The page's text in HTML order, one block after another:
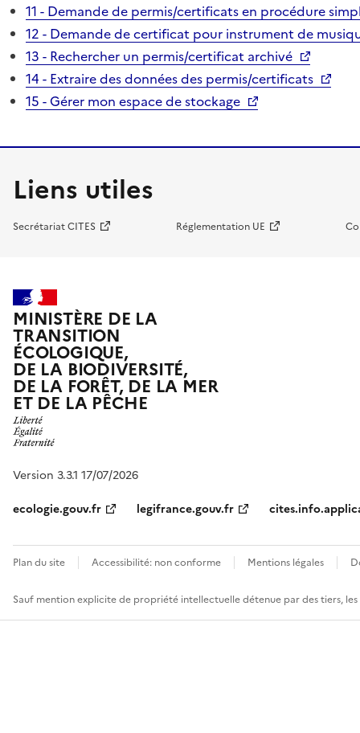
11 - Demande de permis/certificats en procédure
12 - Demande de certificat pour instrument de
13 - Rechercher un permis/certificat archivé
14 - Extraire des données des permis/certificats
15 - Gérer mon espace de stockage
Liens utiles
Secrétariat CITES Réglementation UE
MINISTÈRE DE LA
TRANSITION
ÉCOLOGIQUE,
DE LA BIODIVERSITÉ,
DE LA FORÊT, DE LA MER
ET DE LA PÊCHE
Version 3.3.1 17/07/2026
ecologie.gouv.fr
legifrance.gouv.fr
Plan du site Accessibilité: non conforme Mentions légales
Sauf mention explicite de propriété intellectuelle détenue par des tiers,